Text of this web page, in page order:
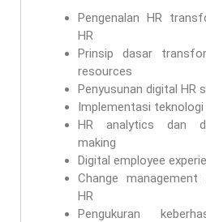
Pengenalan HR
HR
Prinsip dasar
resources
Penyusunan digital HR
Implementasi teknologi
HR analytics dan
making
Digital employee
Change
HR
Pengukuran